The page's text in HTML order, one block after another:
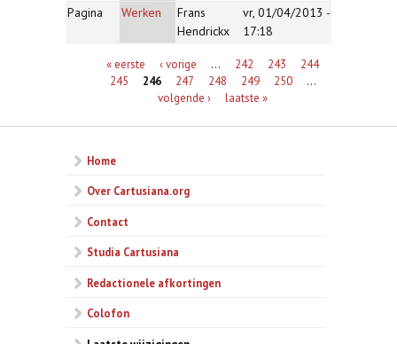
Pagina
Werken
Frans
Hendrickx
vr, 01/04/2013 -
17:18
Pagina's« eerste ‹ vorige … 242 243
244
245
246 247 248 249 250
…
volgende ›
laatste »
Home
Over Cartusiana.org
Contact
Studia Cartusiana
Redactionele afkortingen
Colofon